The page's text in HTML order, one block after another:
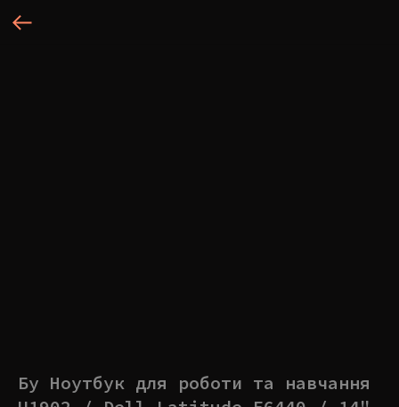
Бу Ноутбук для роботи та навчання